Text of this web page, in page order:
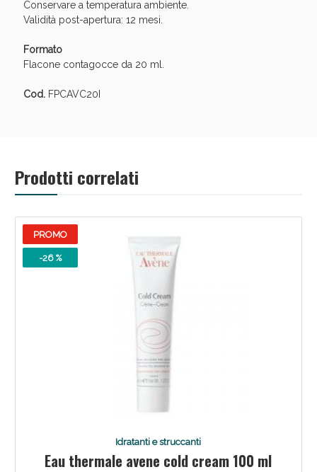
Conservare a temperatura ambiente.
Validità post-apertura: 12 mesi.
Formato
Flacone contagocce da 20 ml.
Cod.FPCAVC20I
Prodotti correlati
PROMO
-26 %
Idratanti e struccanti
Eau thermale avene cold cream 100 ml
Benessere Intestinale: Sconto fino al 55% valido